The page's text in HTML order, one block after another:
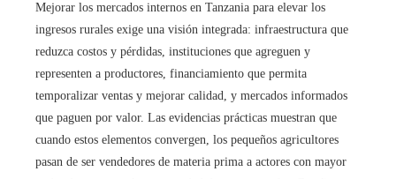
Mejorar los mercados internos en Tanzania para elevar los
ingresos rurales exige una visión integrada: infraestructura que
reduzca costos y pérdidas, instituciones que agreguen y
representen a productores, financiamiento que permita
temporalizar ventas y mejorar calidad, y mercados informados
que paguen por valor. Las evidencias prácticas muestran que
cuando estos elementos convergen, los pequeños agricultores
pasan de ser vendedores de materia prima a actores con mayor